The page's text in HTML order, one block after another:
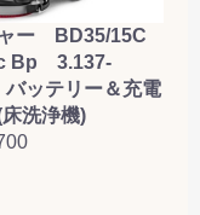
ー BD35/15C
Bp 3.137-
ッテリー＆充電
洗浄機)